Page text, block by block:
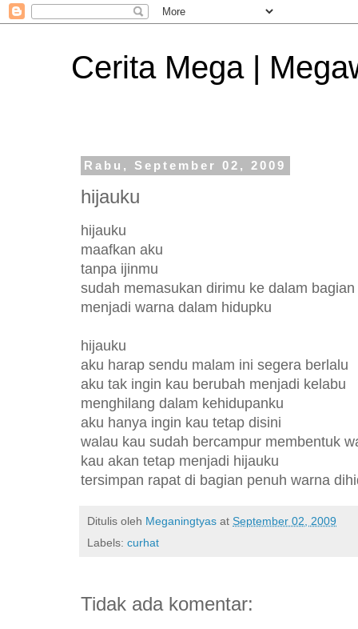
Cerita Mega |
Rabu, September 02, 2009
hijauku
hijauku
maafkan aku
tanpa ijinmu
sudah memasukan dirimu ke dalam
menjadi warna dalam hidupku
hijauku
aku harap sendu malam ini segera berlalu
aku tak ingin kau berubah menjadi kelabu
menghilang dalam kehidupanku
aku hanya ingin kau tetap disini
walau kau sudah bercampur membentuk
kau akan tetap menjadi hijauku
tersimpan rapat di bagian penuh warna
Ditulis oleh Meganingtyas at September 02, 2009
Labels: curhat
Tidak ada komentar: